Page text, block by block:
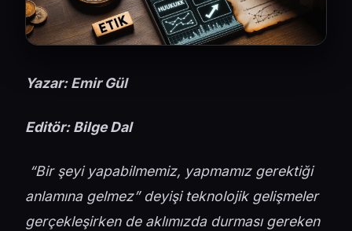
Yazar: Emir Gül
Editör:Bilge Dal
“Bir şeyi yapabilmemiz, yapmamız gerektiği
anlamına gelmez” deyişi teknolojik gelişmeler
gerçekleşirken de aklımızda durması gereken